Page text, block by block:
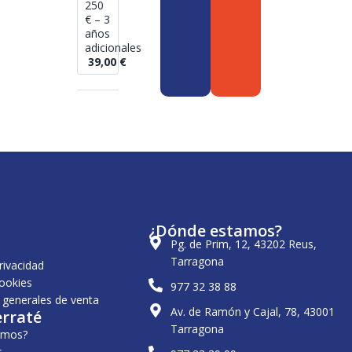
250
€ – 3
años
adicionales
39,00 €
de venta
¿Dónde estamos?
Pg. de Prim, 12, 43202 Reus,
Tarragona
977 32 38 88
Av. de Ramón y Cajal, 78, 43001
Tarragona